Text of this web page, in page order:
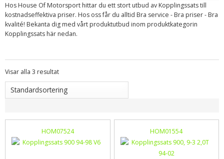
Hos House Of Motorsport hittar du ett stort utbud av Kopplingssats till
kostnadseffektiva priser. Hos oss får du alltid Bra service - Bra priser - Bra
kvalité! Bekanta dig med vårt produktutbud inom produktkategorin
Kopplingssats här nedan.
Visar alla 3 resultat
HOM07524 HOM01554